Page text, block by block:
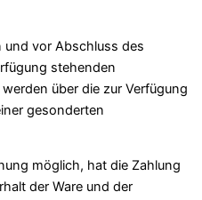
und vor Abschluss des
stehenden
über die zur Verfügung
gesonderten
möglich, hat die Zahlung
der Ware und der